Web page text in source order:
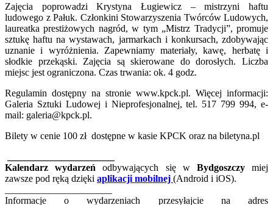
Zajęcia poprowadzi Krystyna Ługiewicz – mistrzyni haftu
ludowego z Pałuk. Członkini Stowarzyszenia Twórców Ludowych,
laureatka prestiżowych nagród, w tym „Mistrz Tradycji”, promuje
sztukę haftu na wystawach, jarmarkach i konkursach, zdobywając
uznanie i wyróżnienia. Zapewniamy materiały, kawę, herbatę i
słodkie przekąski. Zajęcia są skierowane do dorosłych. Liczba
miejsc jest ograniczona. Czas trwania: ok. 4 godz.
Regulamin dostępny na stronie www.kpck.pl. Więcej informacji:
Galeria Sztuki Ludowej i Nieprofesjonalnej, tel. 517 799 994, e-
mail: galeria@kpck.pl.
Bilety w cenie 100 zł dostępne w kasie KPCK oraz na biletyna.pl
Kalendarz wydarzeńodbywających się w Bydgoszczymiej
zawsze pod ręką dzięki aplikacji mobilnej (Android i iOS).
Informacje o wydarzeniach przesyłajcie na adres